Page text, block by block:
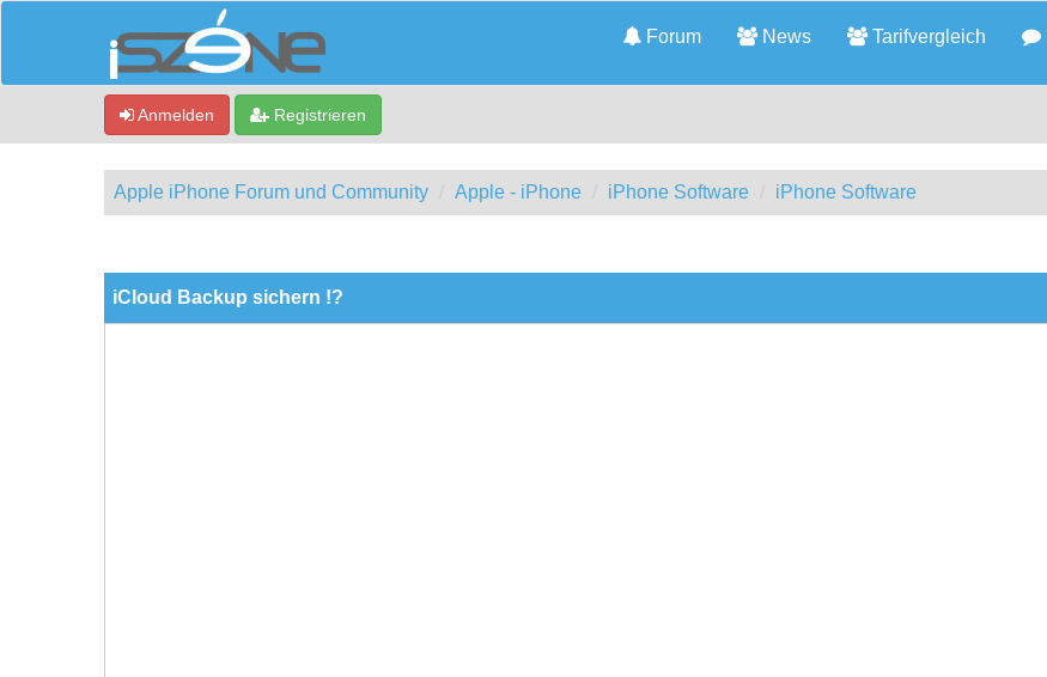
Forum News Tarifvergleich
Anmelden Registrieren
Apple iPhone Forum und Community Apple - iPhone iPhone Software iPhone Software
iCloud Backup sichern !?